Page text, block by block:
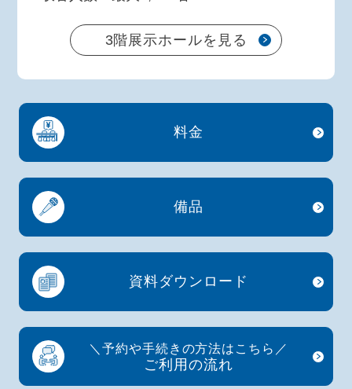
3階展示ホールを見る
料金
備品
資料ダウンロード
＼予約や手続きの方法はこちら ／
ご利用の流れ